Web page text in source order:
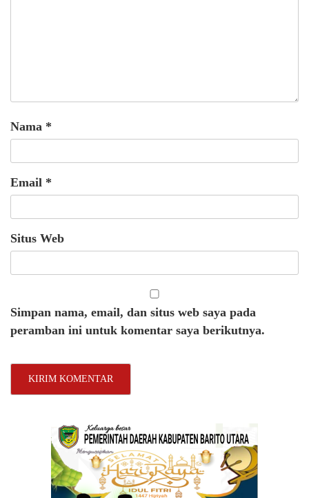
Nama *
Email *
Situs Web
Simpan nama, email, dan situs web saya pada
peramban ini untuk komentar saya berikutnya.